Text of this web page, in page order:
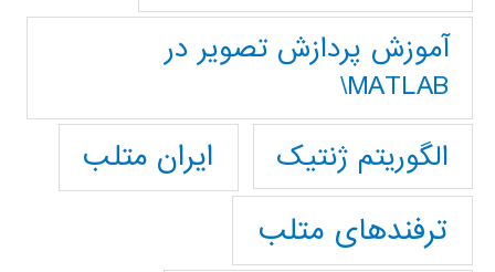
آموزش پردازش تصوير در
MATLAB\
الگوریتم ژنتیک
ایران متلب
ترفندهای متلب